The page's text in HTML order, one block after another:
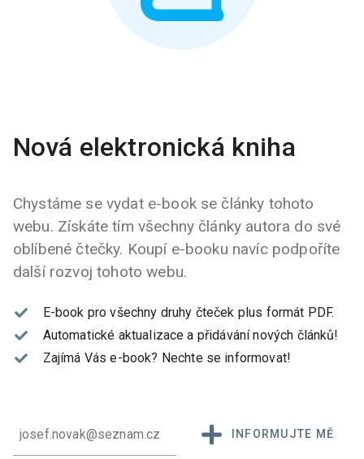
Nová elektronická kniha
Chystáme se vydat e-book se články tohoto
webu. Získáte tím všechny články autora do své
oblíbené čtečky. Koupí e-booku navíc podpoříte
další rozvoj tohoto webu.
E-book pro všechny druhy čteček plus formát PDF.
Automatické aktualizace a přidávání nových článků!
Zajímá Vás e-book? Nechte se informovat!
INFORMUJTE MĚ